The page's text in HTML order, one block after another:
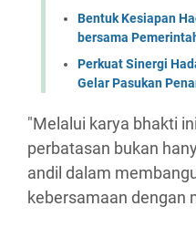
Bentuk Kesiapan
bersama
Perkuat Sinergi
Gelar Pasukan
"Melalui karya bhakti
perbatasan bukan
andil dalam
kebersamaan dengan